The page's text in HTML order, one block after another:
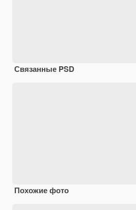
Связанные PSD
Похожие фото